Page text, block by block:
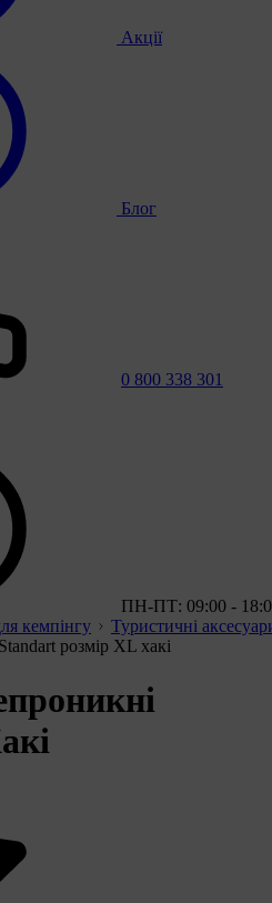
Акції
Блог
0 800 338 301
ПН-ПТ: 09:00 -
кемпінгу
Туристичні
розмір XL хакі